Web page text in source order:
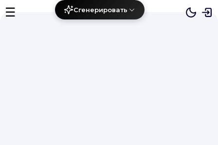
Сгенерировать
☰